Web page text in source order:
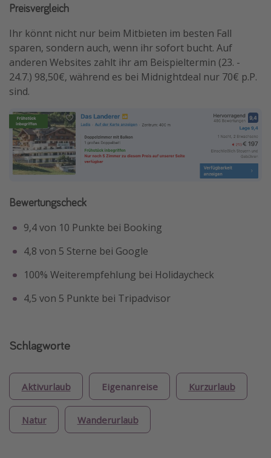
Preisvergleich
Ihr könnt nicht nur beim Mitbieten im besten Fall
sparen, sondern auch, wenn ihr sofort bucht. Auf
anderen Websites zahlt ihr am Beispieltermin (23. -
24.7.) 98,50€, während es bei Midnightdeal nur 70€ p.P.
sind.
Bewertungscheck
9,4 von 10 Punkte bei Booking
4,8 von 5 Sterne bei Google
100% Weiterempfehlung bei Holidaycheck
4,5 von 5 Punkte bei Tripadvisor
Schlagworte
Aktivurlaub Eigenanreise Kurzurlaub
Natur Wanderurlaub